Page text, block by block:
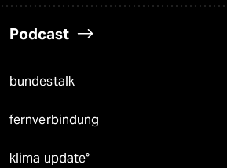
Podcast
bundestalk
fernverbindung
klima update°